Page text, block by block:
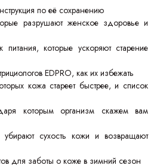
по её сохранению
разрушают женское здоровье и
питания, которые ускоряют старение
EDPRO, как их избежать
кожа стареет быстрее, и список
которым организм скажем вам
убирают сухость кожи и возвращают
для заботы о коже в зимний сезон